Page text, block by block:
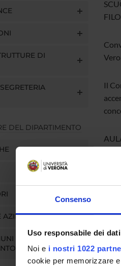
Consenso
Uso responsabile dei dati
Noi e i nostri 1022
cookie per memorizzare
DI
DEL DIPARTIMENTO
AZIENDE
DEL
Il